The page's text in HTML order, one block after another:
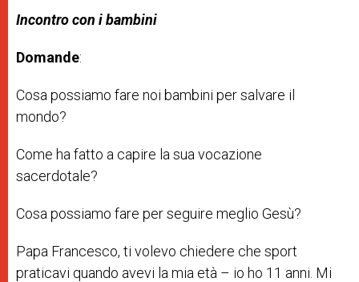
Incontro con i bambini
Domande:
Cosa possiamo fare noi bambini per salvare il
mondo?
Come ha fatto a capire la sua vocazione
sacerdotale?
Cosa possiamo fare per seguire meglio Gesù?
Papa Francesco, ti volevo chiedere che sport
praticavi quando avevi la mia età – io ho 11 anni. Mi